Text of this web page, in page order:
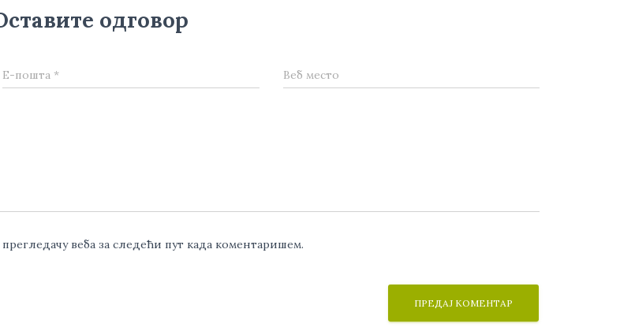
одговор
Е-пошта * Веб место
веба за следећи пут када коментаришем.